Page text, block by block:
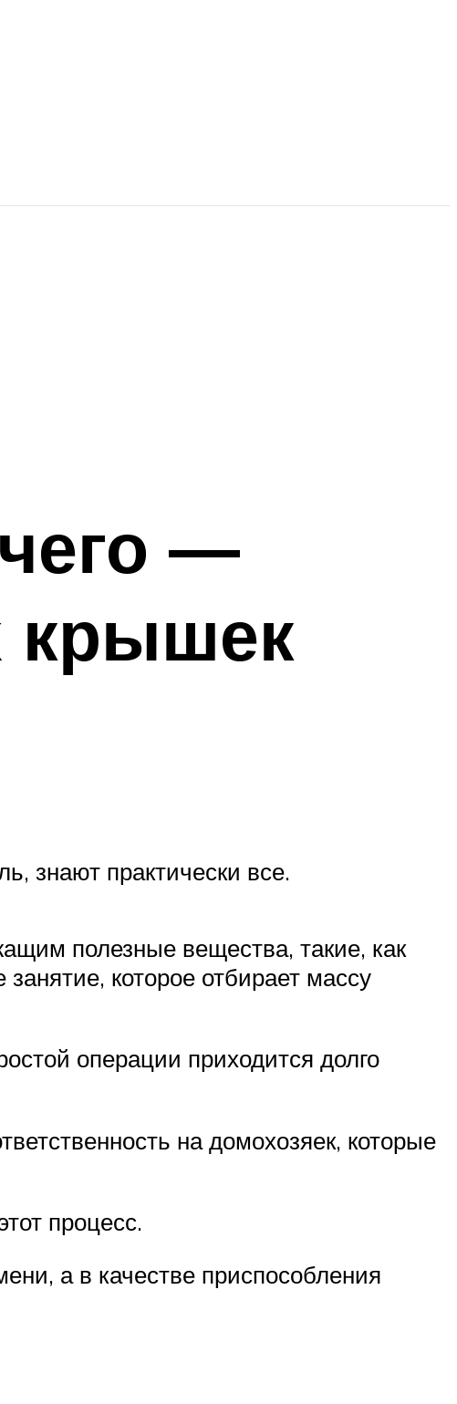
—
крышек
знают практически все.
полезные вещества, такие, как
которое отбирает массу
операции приходится долго
на домохозяек, которые
процесс.
а в качестве приспособления